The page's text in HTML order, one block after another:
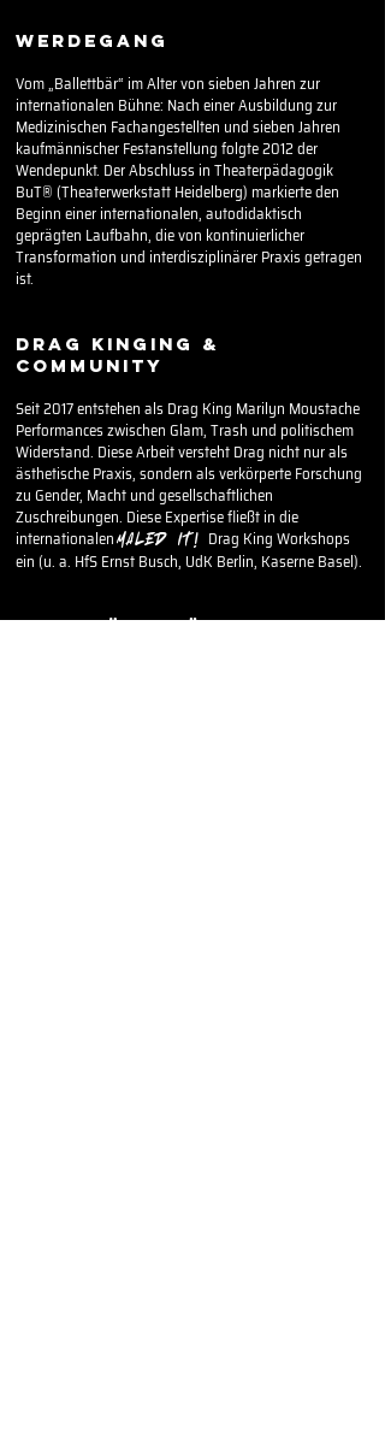
WERDEGANG
Vom „Ballettbär“ im Alter von sieben Jahren zur
internationalen Bühne: Nach einer Ausbildung zur
Medizinischen Fachangestellten und sieben Jahren
kaufmännischer Festanstellung folgte 2012 der
Wendepunkt. Der Abschluss in Theaterpädagogik
BuT® (Theaterwerkstatt Heidelberg) markierte den
Beginn einer internationalen, autodidaktisch
geprägten Laufbahn, die von kontinuierlicher
Transformation und interdisziplinärer Praxis getragen
ist.
DRAG KINGING &
COMMUNITY
Seit 2017 entstehen als Drag King Marilyn Moustache
Performances zwischen Glam, Trash und politischem
Widerstand. Diese Arbeit versteht Drag nicht nur als
ästhetische Praxis, sondern als verkörperte Forschung
zu Gender, Macht und gesellschaftlichen
Zuschreibungen. Diese Expertise fließt in die
internationalenMALED IT! Drag King Workshops
ein (u. a. HfS Ernst Busch, UdK Berlin, Kaserne Basel).
INTIMITÄT & KÖRPERPRAXIS